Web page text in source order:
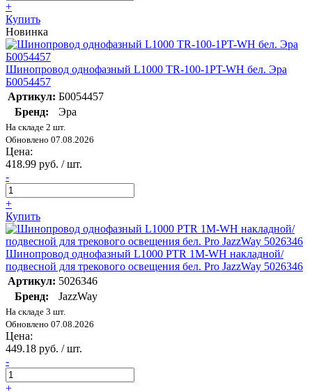
+
Купить
Новинка
Шинопровод однофазный L1000 TR-100-1PT-WH бел. Эра
Б0054457
Артикул: Б0054457
Бренд:
Эра
На складе 2 шт.
Обновлено 07.08.2026
Цена:
418.99 руб. / шт.
-
+
Купить
Шинопровод однофазный L1000 PTR 1M-WH накладной/
подвесной для трекового освещения бел. Pro JazzWay 5026346
Артикул: 5026346
Бренд:
JazzWay
На складе 3 шт.
Обновлено 07.08.2026
Цена:
449.18 руб. / шт.
-
+